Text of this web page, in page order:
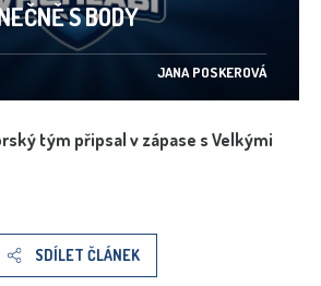
S BODY
JANA POSKEROVÁ
tým připsal v zápase s Velkými
SDÍLET ČLÁNEK